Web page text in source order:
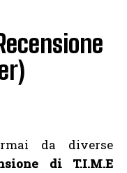
da diverse
di T.I.M.E